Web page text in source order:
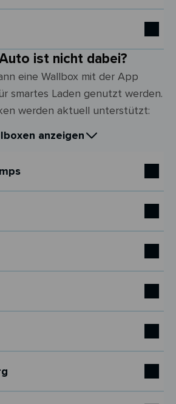
ist nicht dabei?
eine Wallbox mit der App
smartes Laden genutzt werden.
werden aktuell unterstützt:
anzeigen